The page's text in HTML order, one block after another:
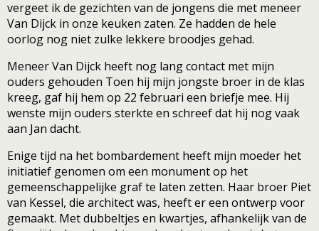
vergeet ik de gezichten van de jongens die met meneer
Van Dijck in onze keuken zaten. Ze hadden de hele
oorlog nog niet zulke lekkere broodjes gehad.
Meneer Van Dijck heeft nog lang contact met mijn
ouders gehouden Toen hij mijn jongste broer in de klas
kreeg, gaf hij hem op 22 februari een briefje mee. Hij
wenste mijn ouders sterkte en schreef dat hij nog vaak
aan Jan dacht.
Enige tijd na het bombardement heeft mijn moeder het
initiatief genomen om een monument op het
gemeenschappelijke graf te laten zetten. Haar broer Piet
van Kessel, die architect was, heeft er een ontwerp voor
gemaakt. Met dubbeltjes en kwartjes, afhankelijk van de